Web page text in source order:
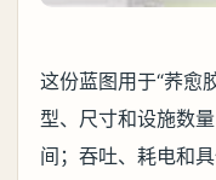
这份蓝图用于“荞愈
型、尺寸和设施数
间；吞吐、耗电和